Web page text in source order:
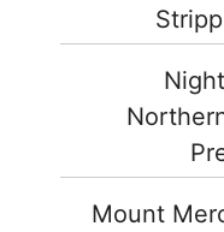
Mount